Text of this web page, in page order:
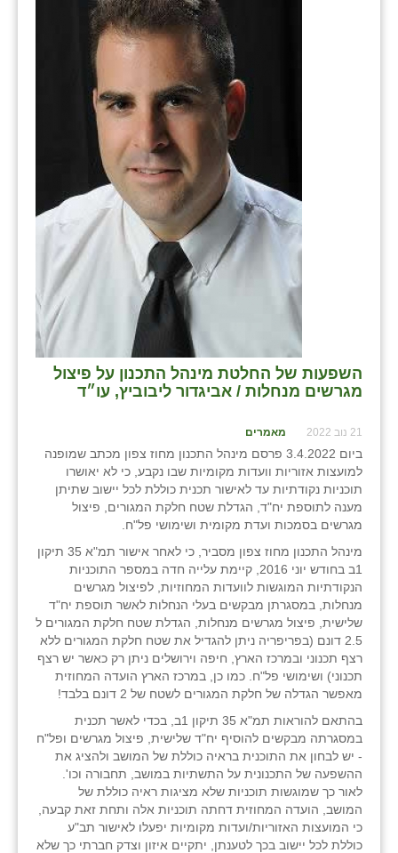
השפעות של החלטת מינהל התכנון על פיצול
מגרשים מנחלות / אביגדור ליבוביץ, עו״ד
21 נוב 2022 מאמרים
ביום 3.4.2022 פרסם מינהל התכנון מחוז צפון מכתב שמופנה
למועצות אזוריות וועדות מקומיות שבו נקבע, כי לא יאושרו
תוכניות נקודתיות עד לאישור תכנית כוללת לכל יישוב שתיתן
מענה לתוספת יח"ד, הגדלת שטח חלקת המגורים, פיצול
מגרשים בסמכות ועדת מקומית ושימושי פל"ח.
מינהל התכנון מחוז צפון מסביר, כי לאחר אישור תמ"א 35 תיקון
1ב בחודש יוני 2016, קיימת עלייה חדה במספר התוכניות
הנקודתיות המוגשות לוועדות המחוזיות, לפיצול מגרשים
מנחלות, במסגרתן מבקשים בעלי הנחלות לאשר תוספת יח"ד
שלישית, פיצול מגרשים מנחלות, הגדלת שטח חלקת המגורים ל
2.5 דונם (בפריפריה ניתן להגדיל את שטח חלקת המגורים ללא
רצף תכנוני ובמרכז הארץ, חיפה וירושלים ניתן רק כאשר יש רצף
תכנוני) ושימושי פל"ח. כמו כן, במרכז הארץ הועדה המחוזית
מאפשר הגדלה של חלקת המגורים לשטח של 2 דונם בלבד!
בהתאם להוראות תמ"א 35 תיקון 1ב, בכדי לאשר תכנית
במסגרתה מבקשים להוסיף יח"ד שלישית, פיצול מגרשים ופל"ח
- יש לבחון את התוכנית בראיה כוללת של המושב ולהציג את
ההשפעה של התכנונית על התשתיות במושב, תחבורה וכו'.
לאור כך שמוגשות תוכניות שלא מציגות ראיה כוללת של
המושב, הועדה המחוזית דחתה תוכניות אלה ותחת זאת קבעה,
כי המועצות האזוריות/ועדות מקומיות יפעלו לאישור תב"ע
כוללת לכל יישוב בכך לטענתן, יתקיים איזון וצדק חברתי כך שלא